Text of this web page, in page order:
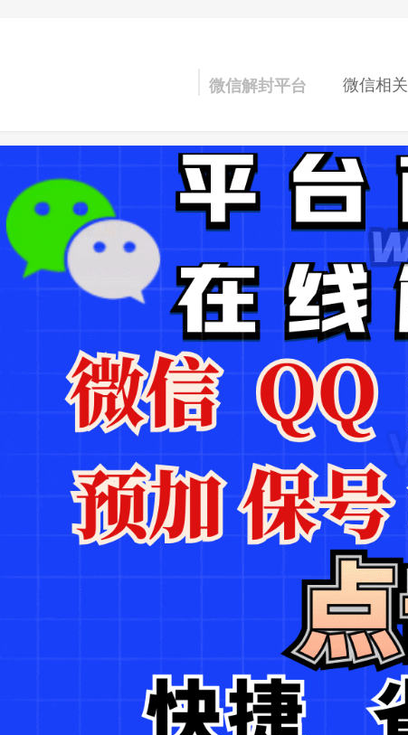
微信解封平台 微信相关